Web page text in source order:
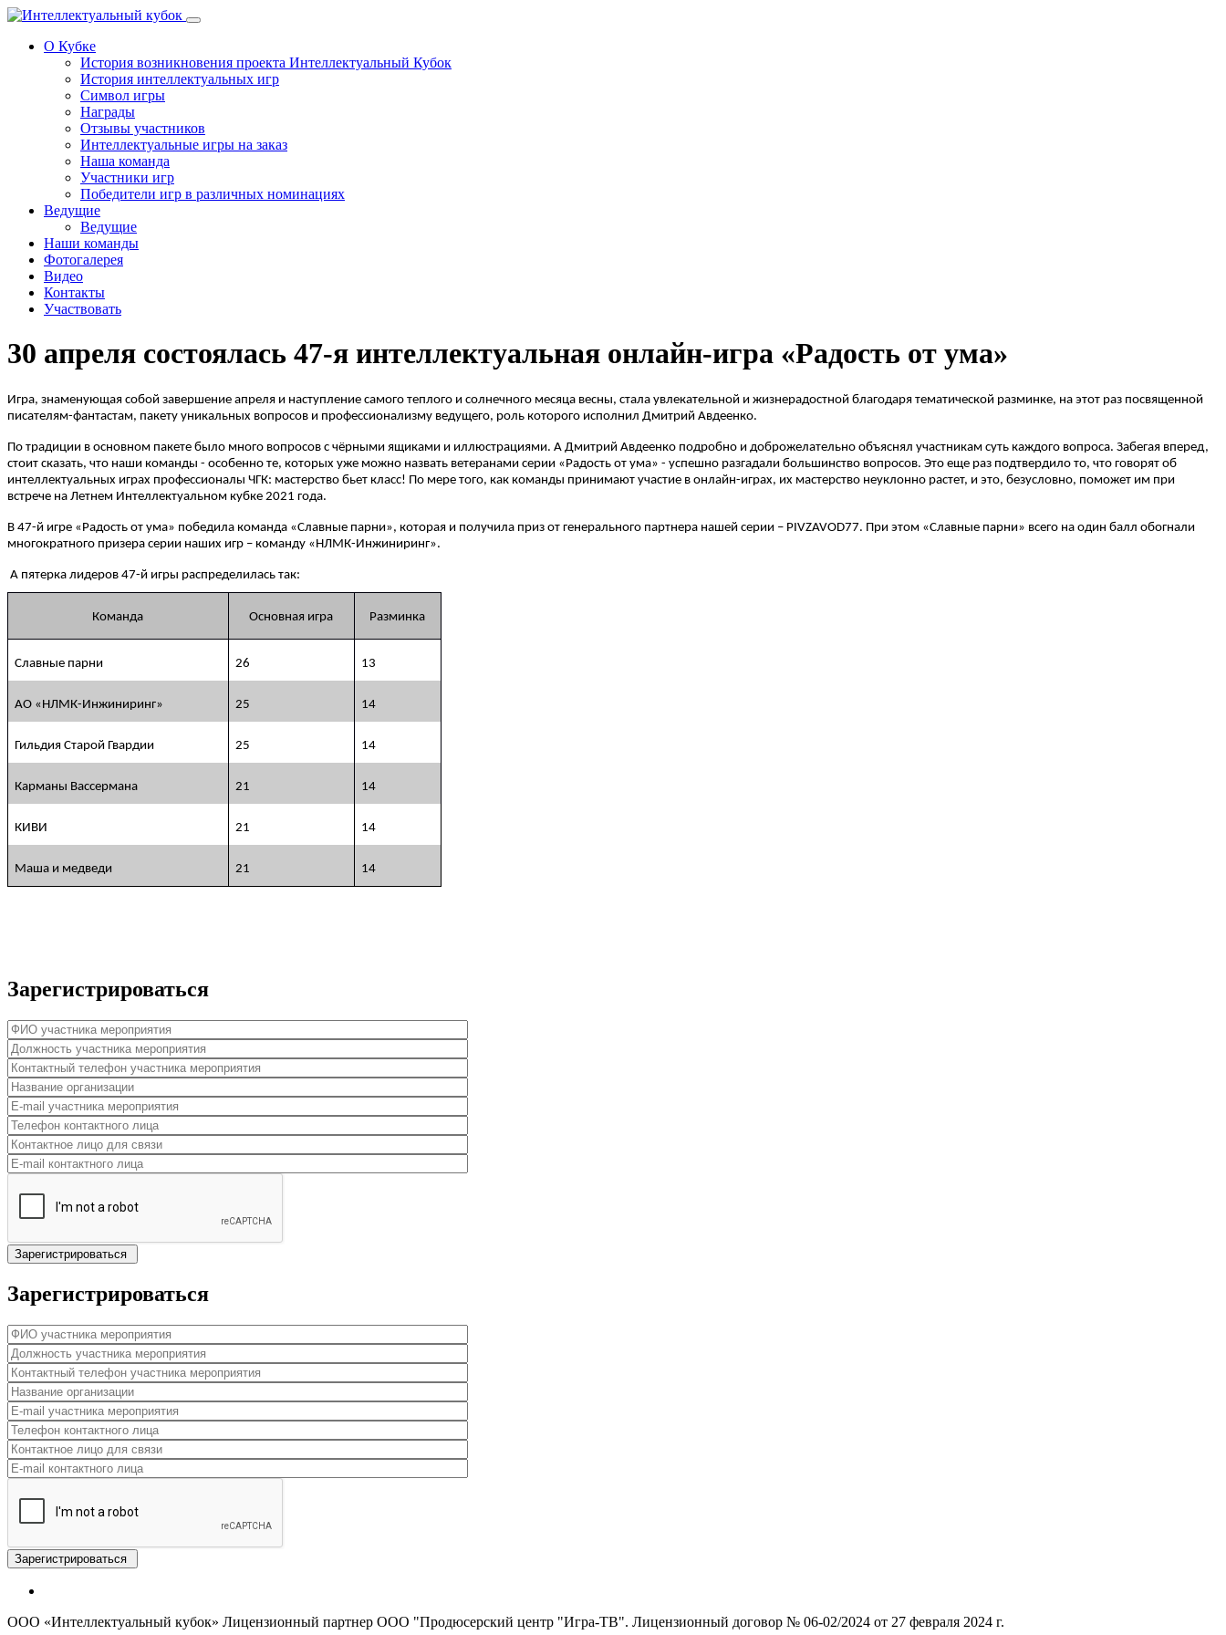
Перейти к основному содержанию
О Кубке
История возникновения проекта Интеллектуальный Кубок
История интеллектуальных игр
Символ игры
Награды
Отзывы участников
Интеллектуальные игры на заказ
Наша команда
Участники игр
Победители игр в различных номинациях
Ведущие
Ведущие
Наши команды
Фотогалерея
Видео
Контакты
Участвовать
30 апреля состоялась 47-я интеллектуальная онлайн-игра «Радость от ума»
Игра, знаменующая собой завершение апреля и наступление самого теплого и солнечного месяца весны, стала увлекательной и жизнерадостной благодаря тематической разминке, на этот раз посвященной
писателям-фантастам, пакету уникальных вопросов и профессионализму ведущего, роль которого исполнил Дмитрий Авдеенко.
По традиции в основном пакете было много вопросов с чёрными ящиками и иллюстрациями. А Дмитрий Авдеенко подробно и доброжелательно объяснял участникам суть каждого вопроса. Забегая вперед,
стоит сказать, что наши команды - особенно те, которых уже можно назвать ветеранами серии «Радость от ума» - успешно разгадали большинство вопросов. Это еще раз подтвердило то, что говорят об
интеллектуальных играх профессионалы ЧГК: мастерство бьет класс! По мере того, как команды принимают участие в онлайн-играх, их мастерство неуклонно растет, и это, безусловно, поможет им при
встрече на Летнем Интеллектуальном кубке 2021 года.
В 47-й игре «Радость от ума» победила команда «Славные парни», которая и получила приз от генерального партнера нашей серии – PIVZAVOD77. При этом «Славные парни» всего на один балл обогнали
многократного призера серии наших игр – команду «НЛМК-Инжиниринг».
А пятерка лидеров 47-й игры распределилась так:
Команда Основная игра Разминка
Славные парни 26 13
АО «НЛМК-Инжиниринг» 25 14
Гильдия Старой Гвардии 25 14
Карманы Вассермана 21 14
КИВИ 21 14
Маша и медведи 21 14
Зарегистрироваться
ФИО участника мероприятия
Должность участника мероприятия
Контактный телефон участника мероприятия
Название организации
E-mail участника мероприятия
Телефон контактного лица
Контактное лицо для связи
E-mail контактного лица
Зарегистрироваться
ФИО участника мероприятия
Должность участника мероприятия
Контактный телефон участника мероприятия
Название организации
E-mail участника мероприятия
Телефон контактного лица
Контактное лицо для связи
E-mail контактного лица
ООО «Интеллектуальный кубок» Лицензионный партнер ООО "Продюсерский центр "Игра-ТВ". Лицензионный договор № 06-02/2024 от 27 февраля 2024 г.